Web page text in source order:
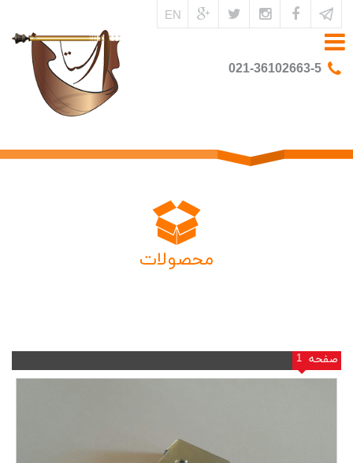
EN
021-36102663-5
محصولات
صفحه 1